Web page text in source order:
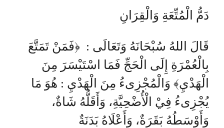
دَمُّ الْمُتِّعَةِ وَالْقِرَانِ
قَالَ اللهُ سُبْحَانَهُ وَتَعَالَى : ﴿فَمَنْ تَمَتَّعَ
بِالْعُمْرَةِ إِلَى الْحَجِّ فَمَا اسْتَيْسَرَ مِنَ
الْهَدْيِ﴾ وَالْمُجْزِىءُ مِنَ الْهَدْيِ : هُوَ مَا
يُجْزِىءُ فِيْ الْأُضْحِيَّةِ، وَأَقَلُّهُ شَاةٌ،
وَأَوْسَطُهُ بَقَرَةٌ، وَأَعْلَاهُ بَدَنَةٌ